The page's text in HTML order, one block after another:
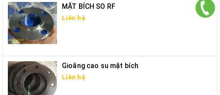
MẶT BÍCH SO RF
Liên hệ
Gioăng cao su mặt bích
Liên hệ